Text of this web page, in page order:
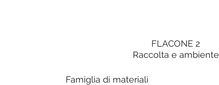
FLACONE 2
Raccolta e ambiente
Famiglia di materiali